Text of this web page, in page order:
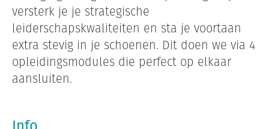
versterk je je strategische
leiderschapskwaliteiten en sta je voortaan
extra stevig in je schoenen. Dit doen we via 4
opleidingsmodules die perfect op elkaar
aansluiten.